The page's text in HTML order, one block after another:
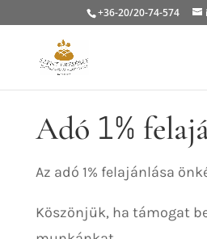
+36-20/20-74-574
Adó 1%
Az adó 1% felajánlása
Köszönjük, ha támogat